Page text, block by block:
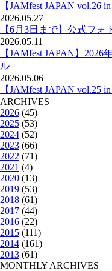
【JAMfest JAPAN vol.26
2026.05.27
【6月3日まで】公式フォ
2026.05.11
【JAMfest JAPAN】
ル
2026.05.06
【JAMfest JAPAN vol.25
ARCHIVES
2026 (45)
2025 (53)
2024 (52)
2023 (66)
2022 (71)
2021 (4)
2020 (13)
2019 (53)
2018 (61)
2017 (44)
2016 (22)
2015 (111)
2014 (161)
2013 (61)
MONTHLY ARCHIVES